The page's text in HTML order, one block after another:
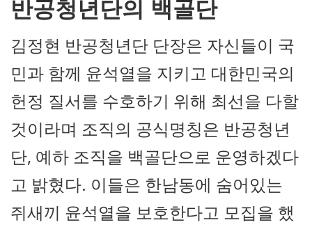
반공청년단의 백골단
김정현 반공청년단 단장은 자신들이 국
민과 함께 윤석열을 지키고 대한민국의
헌정 질서를 수호하기 위해 최선을 다할
것이라며 조직의 공식명칭은 반공청년
단, 예하 조직을 백골단으로 운영하겠다
고 밝혔다. 이들은 한남동에 숨어있는
쥐새끼 윤석열을 보호한다고 모집을 했